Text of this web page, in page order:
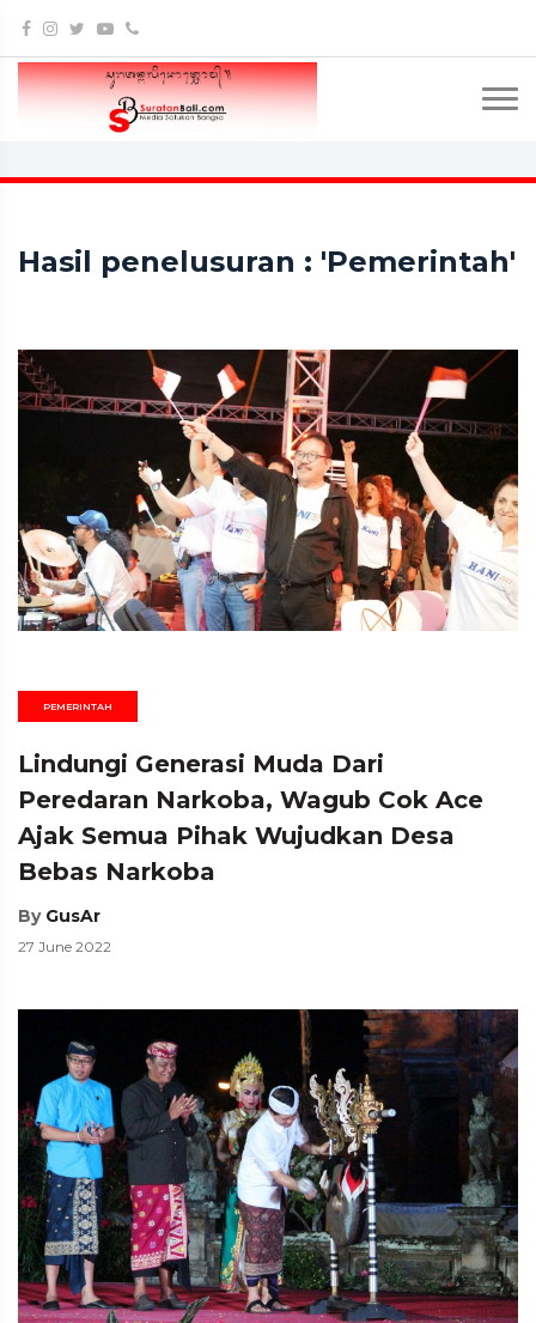
Hasil penelusuran : 'Pemerintah'
PEMERINTAH
Lindungi Generasi Muda Dari
Peredaran Narkoba, Wagub Cok Ace
Ajak Semua Pihak Wujudkan Desa
Bebas Narkoba
By GusAr
27 June 2022